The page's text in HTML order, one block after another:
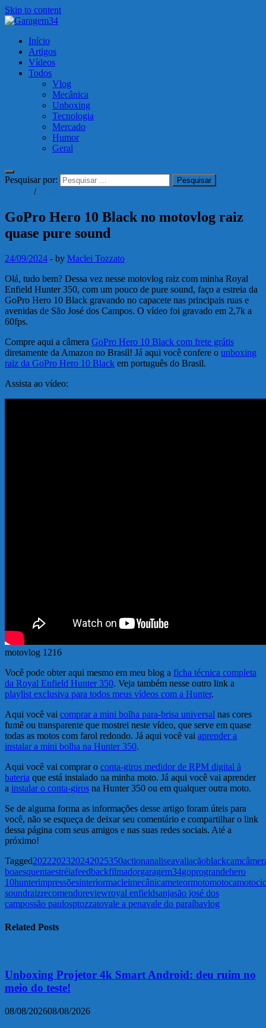
Skip to content
Garagem34
Motos, carros, tecnologia e muito mais!
Início
Artigos
Vídeos
Todos
Vlog
Mecânica
Unboxing
Tecnologia
Mercado
Humor
Geral
Pesquisar por:
/
GoPro Hero 10 Black no motovlog raiz
quase pure sound
24/09/2024 - by Maclei Tozzato
Olá, tudo bem? Dessa vez nesse motovlog raiz com minha Royal
Enfield Hunter 350, com um pouco de pure sound, faço a estreia da
GoPro Hero 10 Black gravando no capacete nas principais ruas e
avenidas de São José dos Campos. O vídeo foi gravado em 2,7k a
60fps.
Compre aqui a câmera GoPro Hero 10 Black com frete grátis
diretamente da Amazon no Brasil! Já aqui você confere o unboxing
raiz da GoPro Hero 10 Black em português do Brasil.
Assista ao vídeo:
motovlog 1216
Você pode obter aqui mesmo em meu blog a ficha técnica completa
da Royal Enfield Hunter 350. Veja também nesse outro link a
playlist exclusiva para todos meus vídeos com a Hunter.
Aqui você vai comprar a mini bolha para-brisa universal nas cores
fumê ou transparente que mostrei neste vídeo, que serve em quase
todas as motos com farol redondo. Já aqui você vai aprender a
instalar a mini bolha na Hunter 350.
Aqui você vai comprar o conta-giros medidor de RPM digital à
bateria que está instalado na minha moto. Já aqui você vai aprender
a instalar o conta-giros na Hunter 350 ou em qualquer outra moto.
Se de alguma forma as informações desse artigo foram úteis para
você, não se esqueça de deixar seu comentário e compartilhar o link
dessa página com seus amigos e nas suas redes sociais. Até a
próximo!
Tagged2022202320242025350actionanaliseavaliaçãoblackcam
boaesquentaestréiafeedbackfilmadorgaragem34goprograndehero
10hunterimpressõesinteriormacleimecânicameteormotomotoca
soundraizrecomendoreviewroyal enfieldsanjasão josé dos
campossão paulosptozzatovale a penavale do paraíbavlog
Related Posts
Unboxing Projetor 4k Smart Android: deu ruim no
meio do teste!
08/08/202608/08/2026